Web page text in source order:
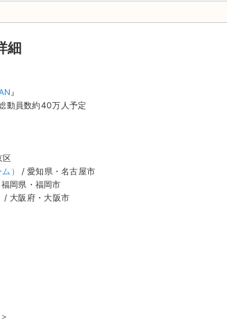
細
』
動員数約40万人予定
区
）
/ 愛知県・名古屋市
岡県・福岡市
/ 大阪府・大阪市